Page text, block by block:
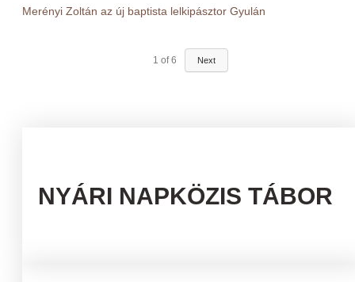
Merényi Zoltán az új baptista lelkipásztor Gyulán
1 of 6 Next
NYÁRI NAPKÖZIS TÁBOR